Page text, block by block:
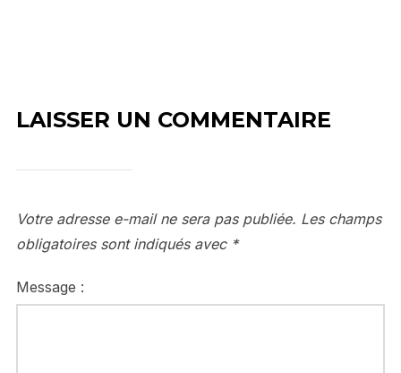
LAISSER UN COMMENTAIRE
Votre adresse e-mail ne sera pas publiée. Les champs
obligatoires sont indiqués avec *
Message :